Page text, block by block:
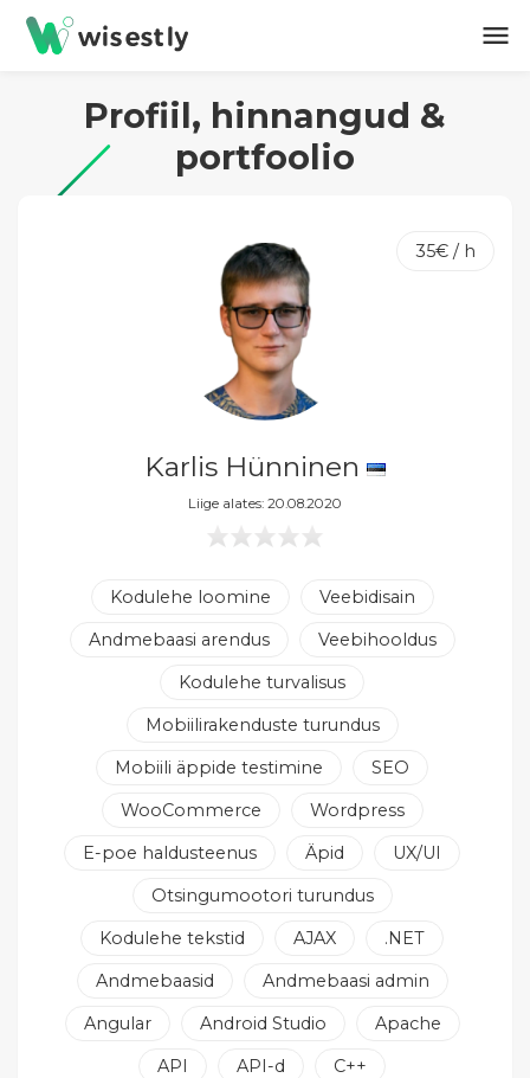
menu
Profiil, hinnangud &
portfoolio
35€ / h
Karlis Hünninen
Liige alates: 20.08.2020
Kodulehe loomine
Veebidisain
Andmebaasi arendus
Veebihooldus
Kodulehe turvalisus
Mobiilirakenduste turundus
Mobiili äppide testimine
SEO
WooCommerce
Wordpress
E-poe haldusteenus
Äpid
UX/UI
Otsingumootori turundus
Kodulehe tekstid
AJAX
.NET
Andmebaasid
Andmebaasi admin
Angular
Android Studio
Apache
API
API-d C++